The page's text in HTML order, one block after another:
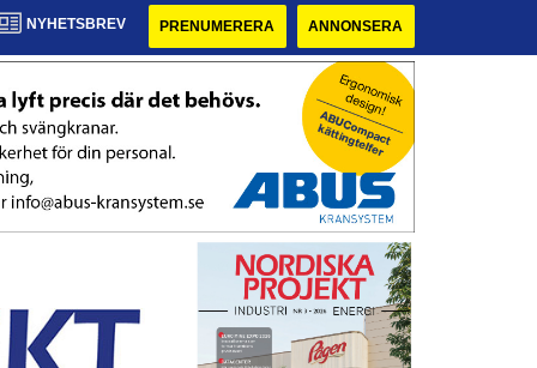
NYHETSBREV PRENUMERERA ANNONSERA